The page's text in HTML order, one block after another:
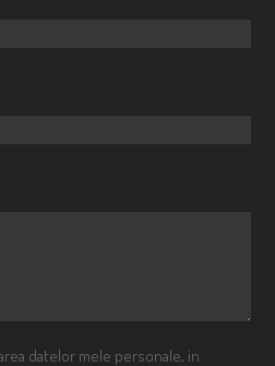
datelor mele personale, in